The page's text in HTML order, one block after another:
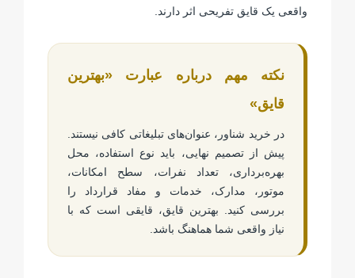
واقعی یک قایق تفریحی اثر دارند.
نکته مهم درباره عبارت «بهترین
قایق»
در خرید شناور، عنوان‌های تبلیغاتی کافی نیستند.
پیش از تصمیم نهایی، باید نوع استفاده، محل
بهره‌برداری، تعداد نفرات، سطح امکانات،
موتور، مدارک، خدمات و مفاد قرارداد را
بررسی کنید. بهترین قایق، قایقی است که با
نیاز واقعی شما هماهنگ باشد.